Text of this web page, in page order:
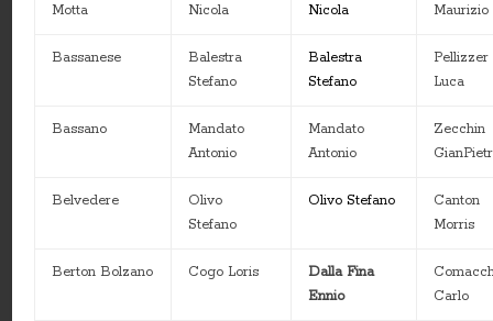
Motta
Nicola
Nicola
Maurizio
Bassanese
Balestra
Stefano
Balestra
Stefano
Pellizzer
Luca
Bassano
Mandato
Antonio
Mandato
Antonio
Zecchin
Belvedere
Olivo
Stefano
Olivo Stefano
Canton
Morris
Berton Bolzano Cogo Loris
Dalla Fina
Ennio
Carlo